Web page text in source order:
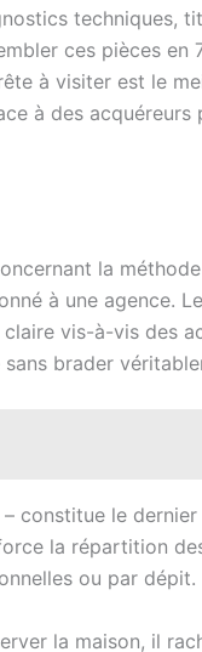
techniques,
ces pièces en
à visiter est le
à des acquéreurs
la
à une agence.
vis-à-vis des
brader
constitue le
la répartition
ou par dépit.
la maison, il